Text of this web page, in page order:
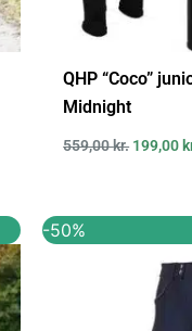
QHP “Coco”
Midnight
559,00kr. 199,00
-50%
var:
999,00